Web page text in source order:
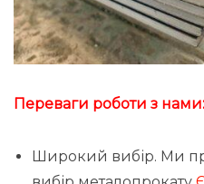
Переваги роботи з нами:
Широкий вибір. Ми